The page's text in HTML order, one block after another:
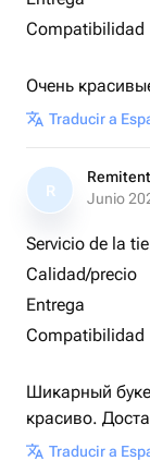
Compatibilidad
Очень
Traducir a
R
Junio
Servicio de la
Calidad/precio
Entrega
Compatibilidad
Шикарный
красиво.
Traducir a